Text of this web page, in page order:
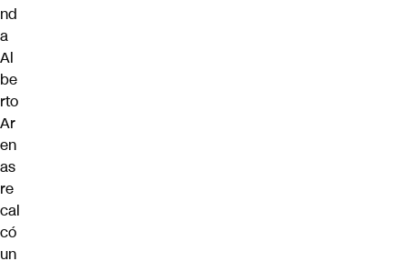
nd
a
Al
be
rto
Ar
en
as
re
cal
có
un